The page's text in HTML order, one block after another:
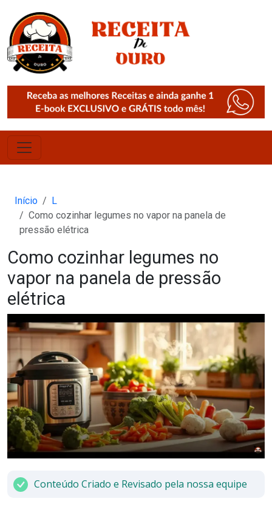
Início
L
Como cozinhar legumes no vapor na panela de
pressão elétrica
Como cozinhar legumes no
vapor na panela de pressão
elétrica
Conteúdo Criado e Revisado pela nossa equipe